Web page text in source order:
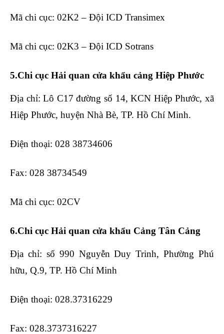
Mã chi cục: 02K2 – Đội ICD Transimex
Mã chi cục: 02K3 – Đội ICD Sotrans
5.Chi cục Hải quan cửa khẩu cảng Hiệp Phước
Địa chỉ: Lô C17 đường số 14, KCN Hiệp Phước, xã
Hiệp Phước, huyện Nhà Bè, TP. Hồ Chí Minh.
Điện thoại: 028 38734606
Fax: 028 38734549
Mã chi cục: 02CV
6.Chi cục Hải quan cửa khẩu Cảng Tân Cảng
Địa chỉ: số 990 Nguyễn Duy Trinh, Phường Phú
hữu, Q.9, TP. Hồ Chí Minh
Điện thoại: 028.37316229
Fax: 028.3737316227